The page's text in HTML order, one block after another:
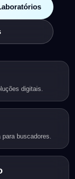
digitais.
buscadores.